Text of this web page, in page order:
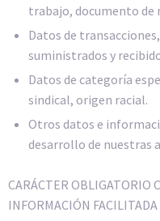
trabajo, documento de
Datos de
suministrados y
Datos de categoría
sindical, origen racial.
Otros datos e
desarrollo de nuestras
CARÁCTER OBLIGATORIO
INFORMACIÓN